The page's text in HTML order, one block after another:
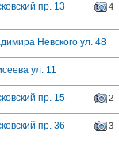
пр. 13 4
Невского ул. 48
ул. 11
пр. 15 2
пр. 36 3